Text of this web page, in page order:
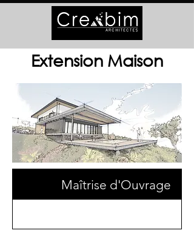
Extension Maison
Maîtrise d'Ouvrage